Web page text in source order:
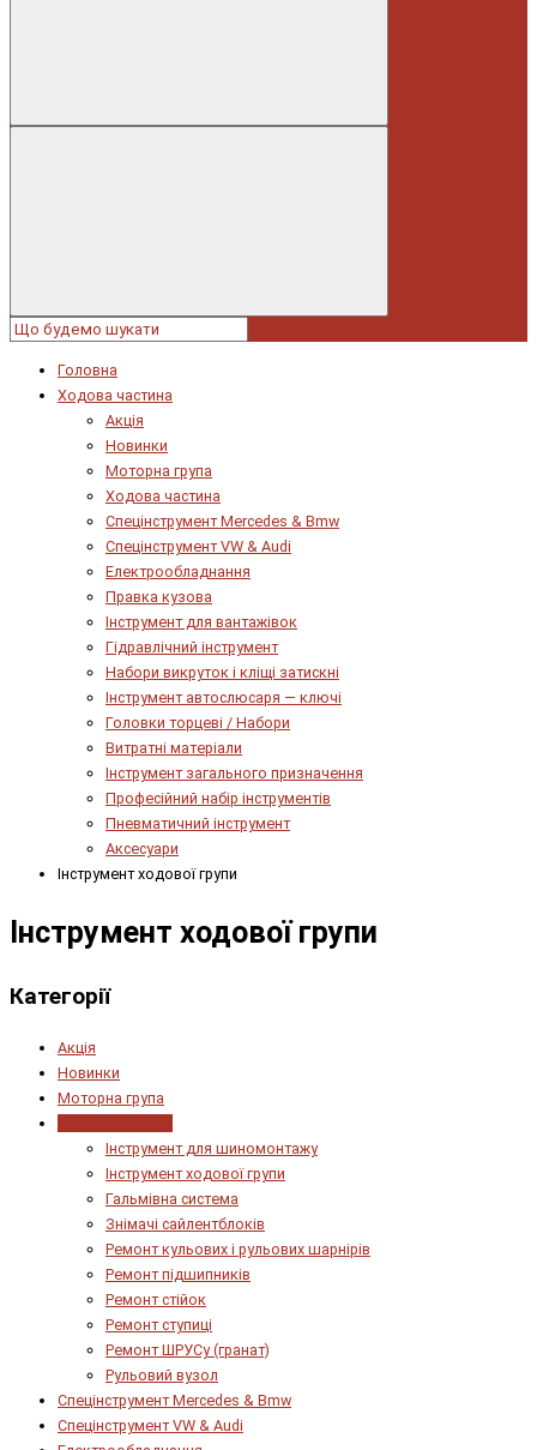
Головна
Ходова частина
Акція
Новинки
Моторна група
Ходова частина
Спецінструмент Mercedes & Bmw
Спецінструмент VW & Audi
Електрообладнання
Правка кузова
Інструмент для вантажівок
Гідравлічний інструмент
Набори викруток і кліщі затискні
Інструмент автослюсаря — ключі
Головки торцеві / Набори
Витратні матеріали
Інструмент загального призначення
Професійний набір інструментів
Пневматичний інструмент
Аксесуари
Інструмент ходової групи
Інструмент ходової групи
Категорії
Акція
Новинки
Моторна група
Інструмент для шиномонтажу
Інструмент ходової групи
Гальмівна система
Знімачі сайлентблоків
Ремонт кульових і рульових шарнірів
Ремонт підшипників
Ремонт стійок
Ремонт ступиці
Ремонт ШРУСу (гранат)
Рульовий вузол
Спецінструмент Mercedes & Bmw
Спецінструмент VW & Audi